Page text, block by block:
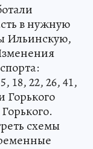
в нужную
Ильинскую,
18, 22, 26, 41,
Горького
схемы